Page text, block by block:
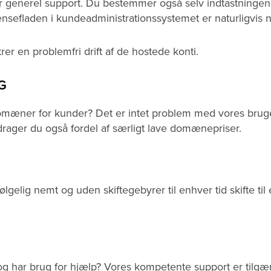
support. Du bestemmer også selv
i kundeadministrationssystemet er naturligvis
en problemfri drift af de hostede konti.
for kunder? Det er intet problem med vores
du også fordel af særligt lave domænepriser.
nemt og uden skiftegebyrer til enhver tid skifte til
har brug for hjælp? Vores kompetente support er